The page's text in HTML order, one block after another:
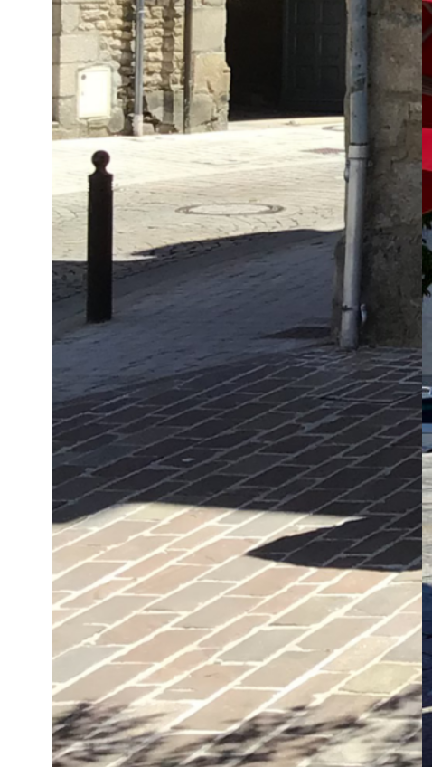
Festigkeit erfordern, eine kohärente
Es ist auch zu beachten, dass es
in öffentlichen Bereichen dringend
Der Widerstand dieses Materials
beanspruchten Bereichen, die
hinaus ist seine Widerstandsfähigkeit
Auswirkungen haben.
Der geringe Wartungsaufwand ist
erheblich sein kann und sie stark
Auswahlkriterium.
Schließlich ist zu beachten, dass es
dass seine physikalischen
Nachteile von Stadtmöbeln aus Stahl
Der Hauptnachteil von Stahl ist, dass
erfordert daher eine Vorbehandlung
Edelstahl eine praktikable Alternative
Dann muss man sein Gewicht
schwer zu handhaben. Außerdem ist
Wer bei hoher Temperatur, kann sein
Durch unsere verschiedenen
wir Ihnen diese Stahlgeräte anbieten.
und Fahrradständer. Mit anderen
Robustheit erfordern. Urbarmöbel aus
es zu anderen Materialien wieJungen
Materialkombinationen.